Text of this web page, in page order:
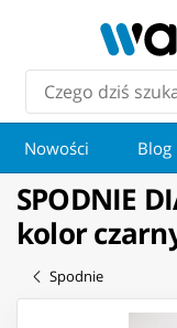
Nowości Blog
SPODNIE
kolor
Spodnie